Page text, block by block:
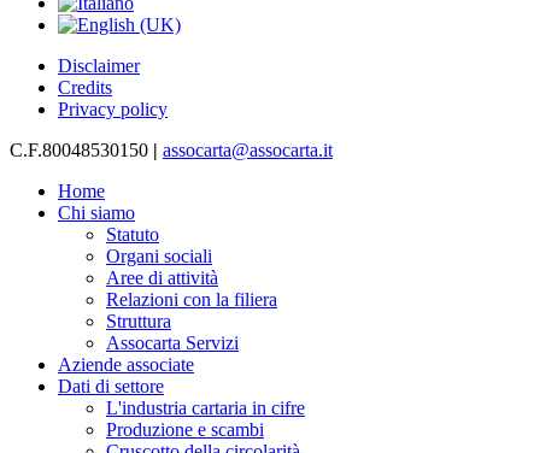
Disclaimer
Credits
Privacy policy
C.F.80048530150 | assocarta@assocarta.it
Home
Chi siamo
Statuto
Organi sociali
Aree di attività
Relazioni con la filiera
Struttura
Assocarta Servizi
Aziende associate
Dati di settore
L'industria cartaria in cifre
Produzione e scambi